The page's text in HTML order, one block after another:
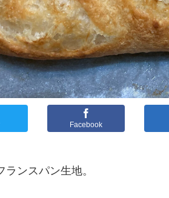
Facebook
ランスパン生地。